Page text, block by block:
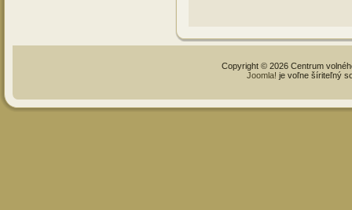
Copyright © 2026 Centrum
Joomla! je voľne šíriteľný